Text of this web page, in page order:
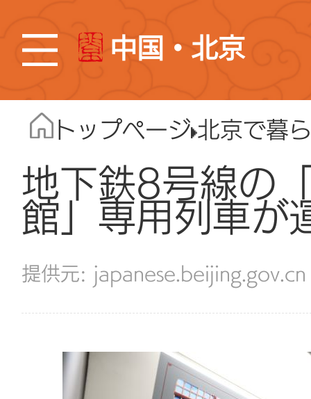
中国・北京
トップページ 北京で暮
地下鉄8号線の
館」専用列車が
japanese.beijing.gov.cn